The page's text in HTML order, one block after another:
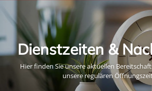
Dienstzeiten &
Hier finden Sie unsere aktuellen
unsere regulären